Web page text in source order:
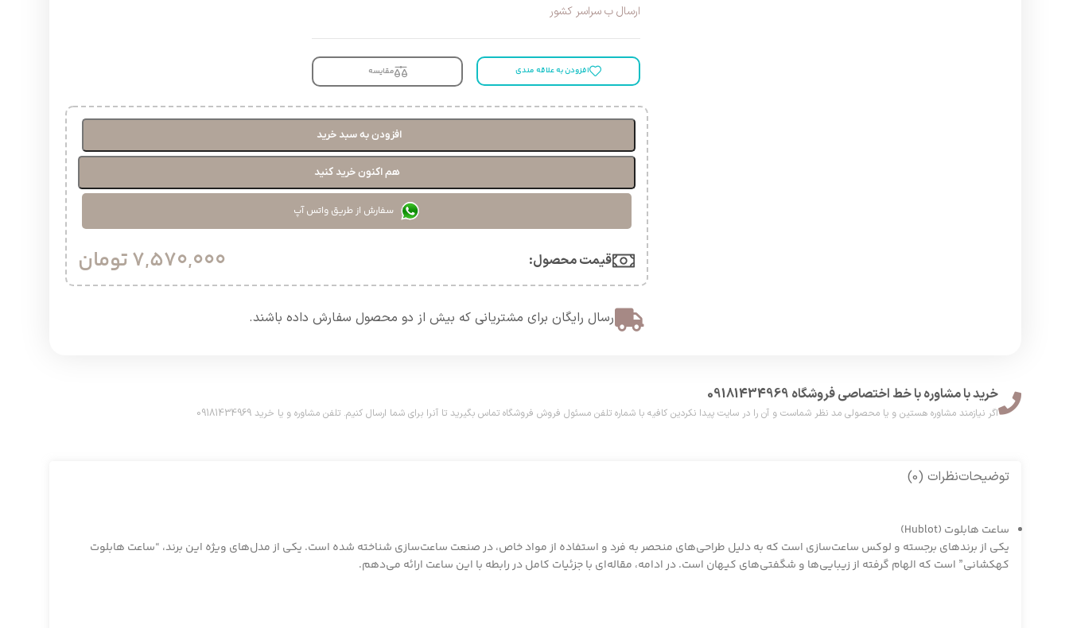
ارسال ب سراسر کشور
افزودن به علاقه مندی مقایسه
افزودن به سبد خرید
هم اکنون خرید کنید
سفارش از طریق واتس آپ
قیمت محصول:​ 7,570,000تومان
ارسال رایگان برای مشتریانی که بیش از دو محصول سفارش داده باشند.​
خرید با مشاوره با خط اختصاصی فروشگاه 09181434969
اگر نیازمند مشاوره هستین و یا محصولی مد نظر شماست و آن را در سایت پیدا نکردین کافیه با شماره تلفن مسئول فروش فروشگاه تماس بگیرید تا آنرا برای شما ارسال کنیم. تلفن مشاوره و یا خرید 09181434969
توضیحاتنظرات (0)
ساعت هابلوت (Hublot)
یکی از برندهای برجسته و لوکس ساعت‌سازی است که به دلیل طراحی‌های منحصر به فرد و استفاده از مواد خاص، در صنعت ساعت‌سازی شناخته شده است. یکی از مدل‌های ویژه این برند، “ساعت هابلوت
کهکشانی” است که الهام گرفته از زیبایی‌ها و شگفتی‌های کیهان است. در ادامه، مقاله‌ای با جزئیات کامل در رابطه با این ساعت ارائه می‌دهم.